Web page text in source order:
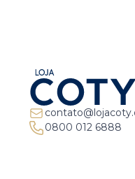
0800 012 6888